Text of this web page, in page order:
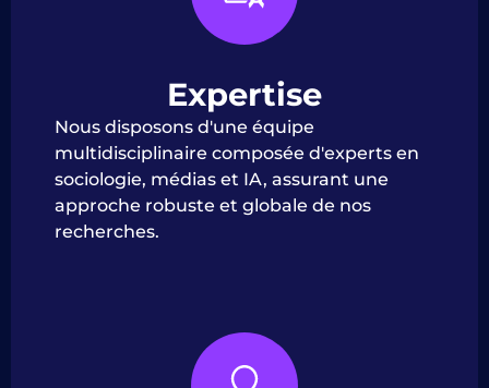
Expertise
Nous disposons d'une équipe
multidisciplinaire composée d'experts en
sociologie, médias et IA, assurant une
approche robuste et globale de nos
recherches.